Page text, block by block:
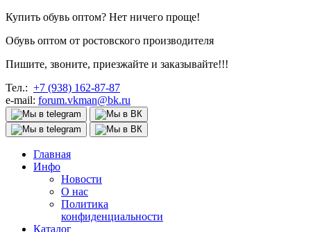
Купить обувь оптом? Нет ничего проще!
Обувь оптом от ростовского производителя
Пишите, звоните, приезжайте и заказывайте!!!
Тел.: +7 (938) 162-87-87
e-mail: forum.vkman@bk.ru
Главная
Инфо
Новости
О нас
Политика
конфиденциальности
Каталог